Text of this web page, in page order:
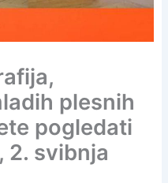
plesnih
pogledati
2. svibnja